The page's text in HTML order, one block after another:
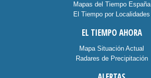
Mapas del Tiempo España
El Tiempo por Localidades
EL TIEMPO AHORA
Mapa Situación Actual
Radares de Precipitación